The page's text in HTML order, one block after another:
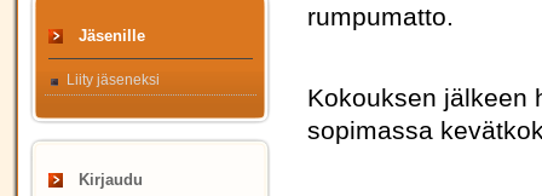
Jäsenille
Liity jäseneksi
Kirjaudu
rumpumatto.
Kokouksen jälkeen
sopimassa